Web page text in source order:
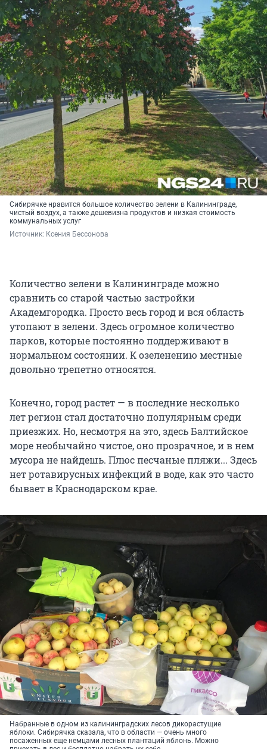
Сибирячке нравится большое количество зелени в Калининграде,
чистый воздух, а также дешевизна продуктов и низкая стоимость
коммунальных услуг
Источник: Ксения Бессонова
Количество зелени в Калининграде можно
сравнить со старой частью застройки
Академгородка. Просто весь город и вся область
утопают в зелени. Здесь огромное количество
парков, которые постоянно поддерживают в
нормальном состоянии. К озеленению местные
довольно трепетно относятся.
Конечно, город растет — в последние несколько
лет регион стал достаточно популярным среди
приезжих. Но, несмотря на это, здесь Балтийское
море необычайно чистое, оно прозрачное, и в нем
мусора не найдешь. Плюс песчаные пляжи... Здесь
нет ротавирусных инфекций в воде, как это часто
бывает в Краснодарском крае.
Набранные в одном из калининградских лесов дикорастущие
яблоки. Сибирячка сказала, что в области — очень много
посаженных еще немцами лесных плантаций яблонь. Можно